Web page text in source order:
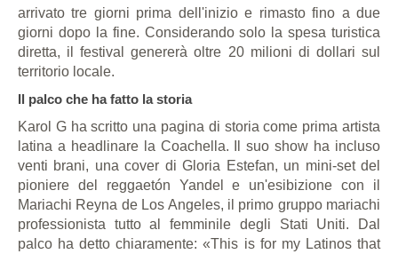
arrivato tre giorni prima dell'inizio e rimasto fino a due
giorni dopo la fine. Considerando solo la spesa turistica
diretta, il festival genererà oltre 20 milioni di dollari sul
territorio locale.
Il palco che ha fatto la storia
Karol G ha scritto una pagina di storia come prima artista
latina a headlinare la Coachella. Il suo show ha incluso
venti brani, una cover di Gloria Estefan, un mini-set del
pioniere del reggaetón Yandel e un'esibizione con il
Mariachi Reyna de Los Angeles, il primo gruppo mariachi
professionista tutto al femminile degli Stati Uniti. Dal
palco ha detto chiaramente: «This is for my Latinos that